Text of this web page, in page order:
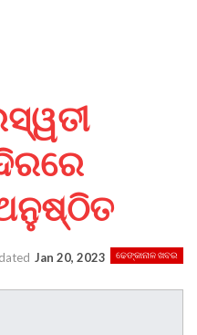
ଢେଙ୍କାନାଳ ଖବର
Jan 20, 2023